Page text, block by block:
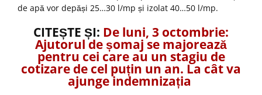
de apă vor depăși 25…30 l/mp și izolat 40…50 l/mp.
CITEȘTE ȘI: De luni, 3 octombrie:
Ajutorul de șomaj se majorează
pentru cei care au un stagiu de
cotizare de cel puțin un an. La cât va
ajunge indemnizația